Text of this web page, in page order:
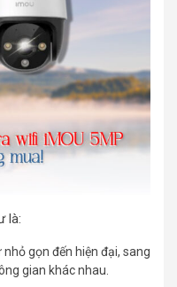
là:
gọn đến hiện đại, sang
gian khác nhau.